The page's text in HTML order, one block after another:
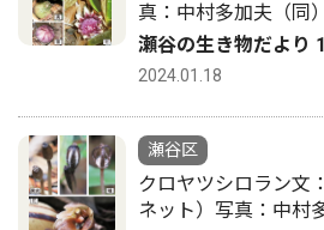
真：中村多加夫（同
瀬谷の生き物だより
2024.01.18
瀬谷区
クロヤツシロラン文
ネット）写真：中村